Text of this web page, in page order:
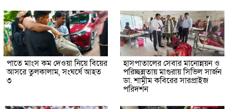
পাতে মাংস কম দেওয়া নিয়ে বিয়ের
আসরে তুলকালাম, সংঘর্ষে আহত
৩
হাসপাতালের সেবার মানোন্নয়ন ও
পরিচ্ছন্নতায় মাগুরায় সিভিল সার্জন
ডা. শামীম কবিরের সারপ্রাইজ
পরিদর্শন